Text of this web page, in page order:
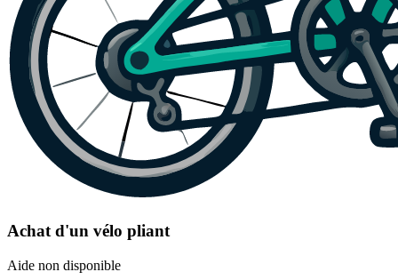
Achat d'un vélo pliant
Aide non disponible